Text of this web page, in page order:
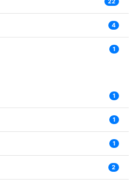
4
1
1
1
1
2